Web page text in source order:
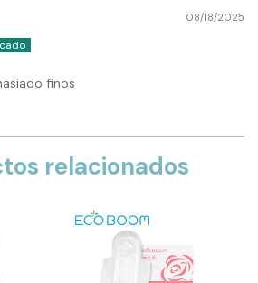
08/18/2025
finos
relacionados